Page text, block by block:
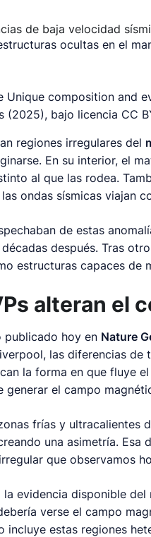
ocultas en el
Unique composition and
(2025), bajo licencia CC
regiones irregulares del
En su interior, el
al que las rodea.
ondas sísmicas viajan
de estas
después. Tras
estructuras capaces de
alteran el
publicado hoy en Nature
las diferencias de
la forma en que fluye
generar el campo
frías y ultracalientes
una asimetría.
que observamos
la evidencia disponible
verse el campo
incluye estas regiones